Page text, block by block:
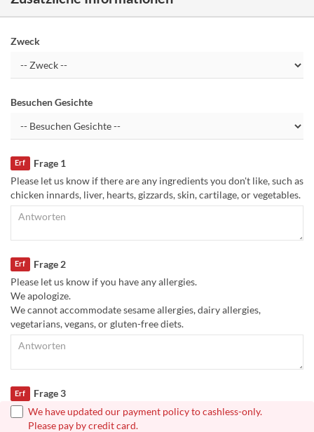
Zweck
Besuchen Gesichte
Frage 1
Erf
Please let us know if there are any ingredients you don't like, such as
chicken innards, liver, hearts, gizzards, skin, cartilage, or vegetables.
Frage 2
Erf
Please let us know if you have any allergies.
We apologize.
We cannot accommodate sesame allergies, dairy allergies,
vegetarians, vegans, or gluten-free diets.
Frage 3
Erf
We have updated our payment policy to cashless-only.
Please pay by credit card.